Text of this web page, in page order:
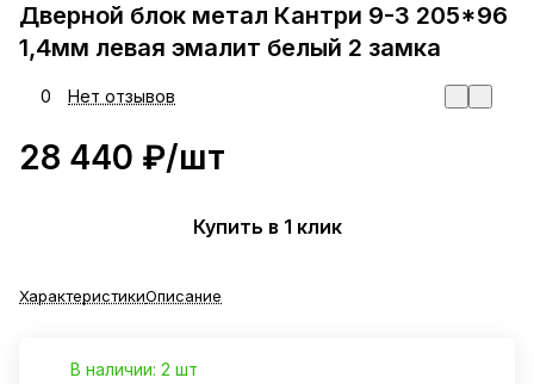
Дверной блок метал Кантри 9-3 205*96
1,4мм левая эмалит белый 2 замка
0 Нет отзывов
28 440 ₽/шт
Купить в 1 клик
ХарактеристикиОписание
В наличии: 2 шт